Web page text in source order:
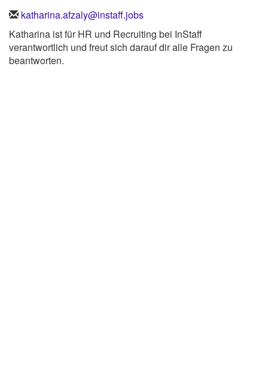
katharina.afzaly@instaff.jobs
Katharina ist für HR und Recruiting bei InStaff
verantwortlich und freut sich darauf dir alle Fragen zu
beantworten.